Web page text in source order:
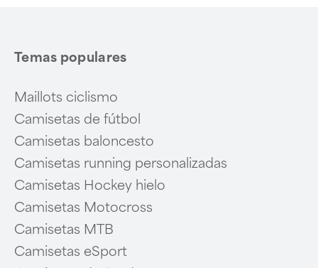
Temas populares
Maillots ciclismo
Camisetas de fútbol
Camisetas baloncesto
Camisetas running personalizadas
Camisetas Hockey hielo
Camisetas Motocross
Camisetas MTB
Camisetas eSport